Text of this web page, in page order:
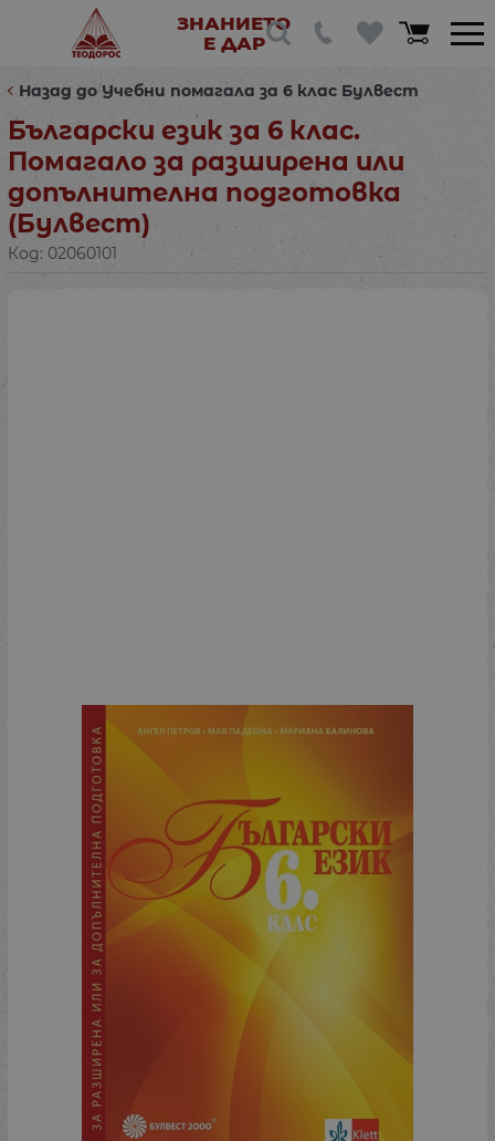
ЗНАНИЕТО
Е ДАР
Назад до Учебни помагала за 6 клас Булвест
Български език за 6 клас.
Помагало за разширена или
допълнителна подготовка
(Булвест)
Код: 02060101